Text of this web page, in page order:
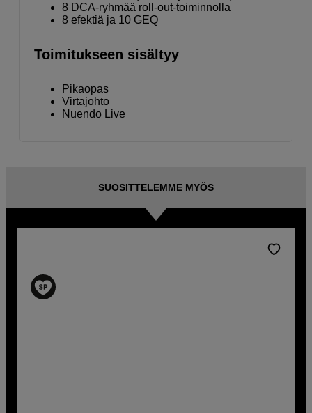
8 DCA-ryhmää roll-out-toiminnolla
8 efektiä ja 10 GEQ
Toimitukseen sisältyy
Pikaopas
Virtajohto
Nuendo Live
SUOSITTELEMME MYÖS